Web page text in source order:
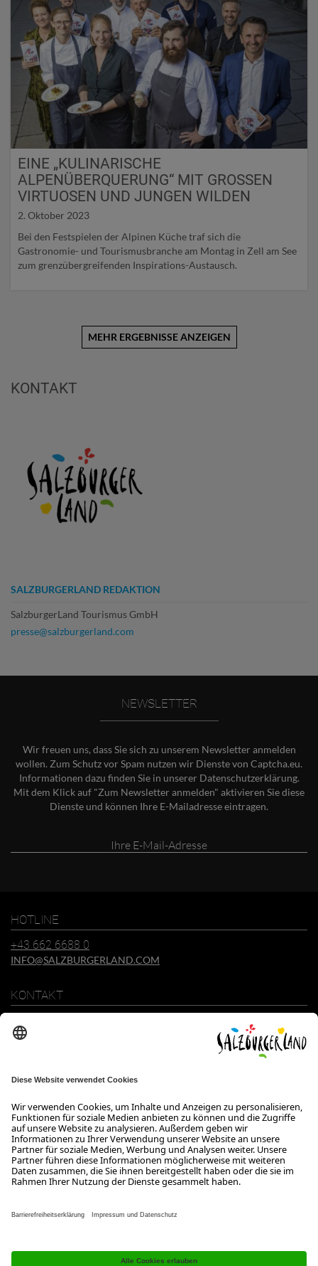
EINE „KULINARISCHE
ALPENÜBERQUERUNG“ MIT GROSSEN V
IRTUOSEN UND JUNGEN WILDEN
2. Oktober 2023
Bei den Festspielen der Alpinen Küche traf sich die
Gastronomie- und Tourismusbranche am Montag in Zell am See
zum grenzübergreifenden Inspirations-Austausch.
MEHR ERGEBNISSE ANZEIGEN
KONTAKT
SALZBURGERLAND REDAKTION
SalzburgerLand Tourismus GmbH
presse@salzburgerland.com
NEWSLETTER
Wir freuen uns, dass Sie sich zu unserem Newsletter anmelden
wollen. Zum Schutz vor Spam nutzen wir Dienste von Captcha.eu.
Informationen dazu finden Sie in unserer Datenschutzerklärung.
Mit dem Klick auf "Zum Newsletter anmelden" aktivieren Sie diese
Dienste und können Ihre E-Mailadresse eintragen.
HOTLINE
+43 662 6688 0
INFO@SALZBURGERLAND.COM
KONTAKT
+43 662 6688 0
ÖFFNUNGSZEITEN
Wir freuen uns auf Ihre Anfrage!
Gerne stehen wir Ihnen von Montag bis Donnerstag von 08:00 bis
Datenschutzerklärung